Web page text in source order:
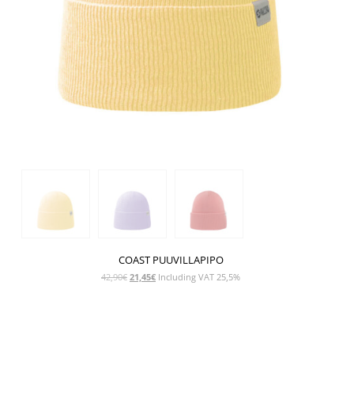
COAST PUUVILLAPIPO
42,90€ Alkuperäinen
21,45€Nykyinen
Including VAT 25,5%